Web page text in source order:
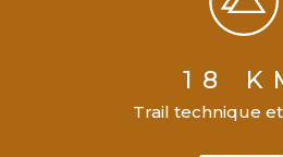
18
Trail technique